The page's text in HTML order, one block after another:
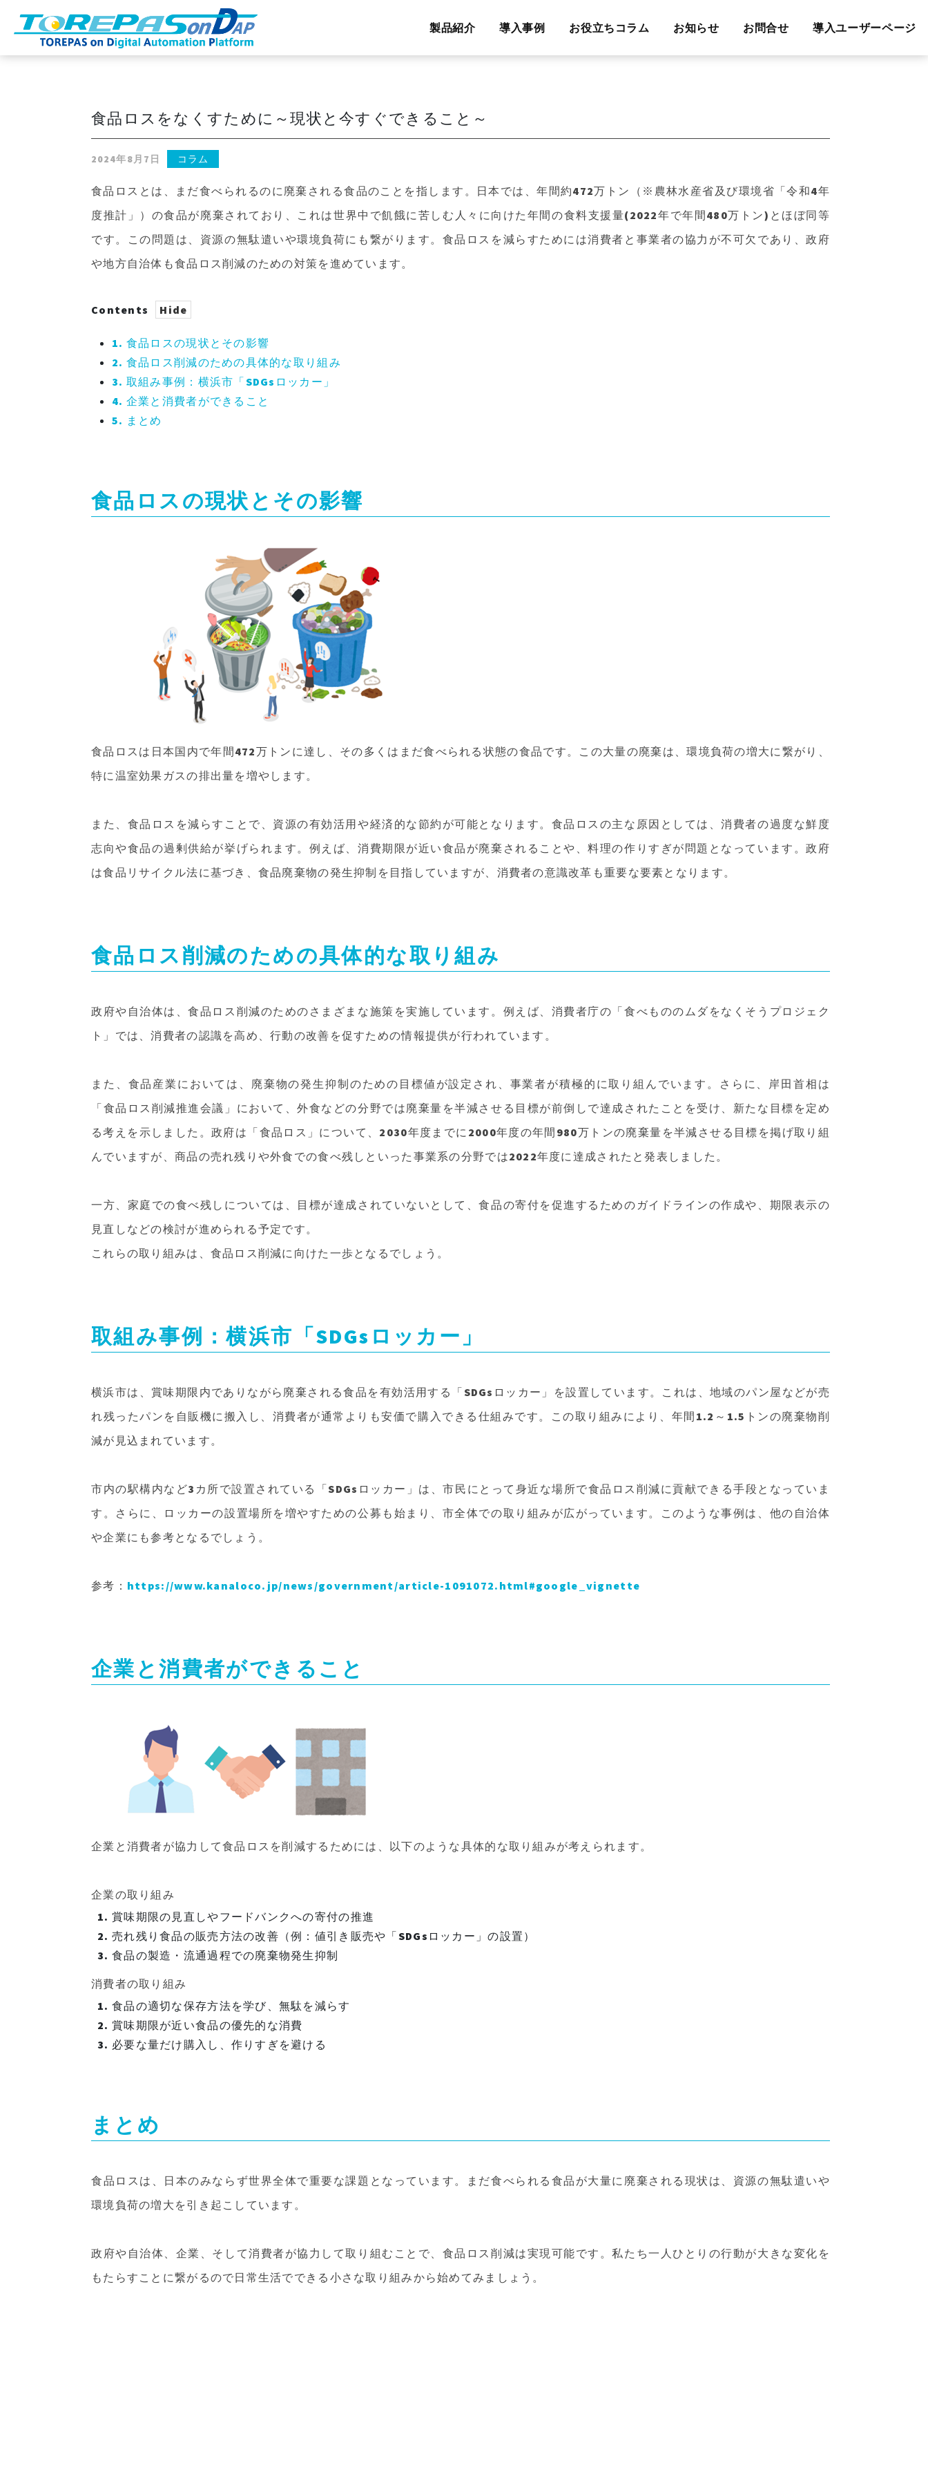
製品紹介 導入事例 お役立ちコラム お知らせ お問合せ 導入ユーザーページ
食品ロスをなくすために～現状と今すぐできること～
2024年8月7日 コラム
食品ロスとは、まだ食べられるのに廃棄される食品のことを指します。日本では、年間約472万トン（※農林水産省及び環境省「令和4年
度推計」）の食品が廃棄されており、これは世界中で飢餓に苦しむ人々に向けた年間の食料支援量(2022年で年間480万トン)とほぼ同等
です。この問題は、資源の無駄遣いや環境負荷にも繋がります。食品ロスを減らすためには消費者と事業者の協力が不可欠であり、政府
や地方自治体も食品ロス削減のための対策を進めています。
Contents
1. 食品ロスの現状とその影響
2. 食品ロス削減のための具体的な取り組み
3. 取組み事例：横浜市「SDGsロッカー」
4. 企業と消費者ができること
5. まとめ
食品ロスの現状とその影響
食品ロスは日本国内で年間472万トンに達し、その多くはまだ食べられる状態の食品です。この大量の廃棄は、環境負荷の増大に繋がり、
特に温室効果ガスの排出量を増やします。
また、食品ロスを減らすことで、資源の有効活用や経済的な節約が可能となります。食品ロスの主な原因としては、消費者の過度な鮮度
志向や食品の過剰供給が挙げられます。例えば、消費期限が近い食品が廃棄されることや、料理の作りすぎが問題となっています。政府
は食品リサイクル法に基づき、食品廃棄物の発生抑制を目指していますが、消費者の意識改革も重要な要素となります。
食品ロス削減のための具体的な取り組み
政府や自治体は、食品ロス削減のためのさまざまな施策を実施しています。例えば、消費者庁の「食べもののムダをなくそうプロジェク
ト」では、消費者の認識を高め、行動の改善を促すための情報提供が行われています。
また、食品産業においては、廃棄物の発生抑制のための目標値が設定され、事業者が積極的に取り組んでいます。さらに、岸田首相は
「食品ロス削減推進会議」において、外食などの分野では廃棄量を半減させる目標が前倒しで達成されたことを受け、新たな目標を定め
る考えを示しました。政府は「食品ロス」について、2030年度までに2000年度の年間980万トンの廃棄量を半減させる目標を掲げ取り組
んでいますが、商品の売れ残りや外食での食べ残しといった事業系の分野では2022年度に達成されたと発表しました。
一方、家庭での食べ残しについては、目標が達成されていないとして、食品の寄付を促進するためのガイドラインの作成や、期限表示の
見直しなどの検討が進められる予定です。
これらの取り組みは、食品ロス削減に向けた一歩となるでしょう。
取組み事例：横浜市「SDGsロッカー」
横浜市は、賞味期限内でありながら廃棄される食品を有効活用する「SDGsロッカー」を設置しています。これは、地域のパン屋などが売
れ残ったパンを自販機に搬入し、消費者が通常よりも安価で購入できる仕組みです。この取り組みにより、年間1.2～1.5トンの廃棄物削
減が見込まれています。
市内の駅構内など3カ所で設置されている「SDGsロッカー」は、市民にとって身近な場所で食品ロス削減に貢献できる手段となっていま
す。さらに、ロッカーの設置場所を増やすための公募も始まり、市全体での取り組みが広がっています。このような事例は、他の自治体
や企業にも参考となるでしょう。
参考： https://www.kanaloco.jp/news/government/article-1091072.html#google_vignette
企業と消費者ができること
企業と消費者が協力して食品ロスを削減するためには、以下のような具体的な取り組みが考えられます。
企業の取り組み
賞味期限の見直しやフードバンクへの寄付の推進
売れ残り食品の販売方法の改善（例：値引き販売や「SDGsロッカー」の設置）
食品の製造・流通過程での廃棄物発生抑制
消費者の取り組み
食品の適切な保存方法を学び、無駄を減らす
賞味期限が近い食品の優先的な消費
必要な量だけ購入し、作りすぎを避ける
まとめ
食品ロスは、日本のみならず世界全体で重要な課題となっています。まだ食べられる食品が大量に廃棄される現状は、資源の無駄遣いや
環境負荷の増大を引き起こしています。
政府や自治体、企業、そして消費者が協力して取り組むことで、食品ロス削減は実現可能です。私たち一人ひとりの行動が大きな変化を
もたらすことに繋がるので日常生活でできる小さな取り組みから始めてみましょう。